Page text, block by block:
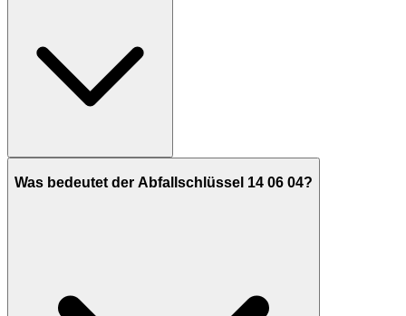
Was bedeutet der Abfallschlüssel 14 06 04?